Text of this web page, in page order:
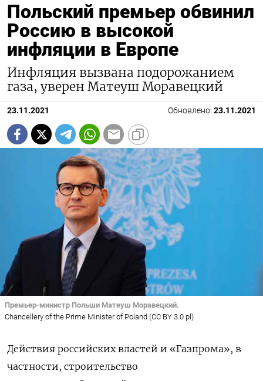
Польский премьер обвинил
Россию в высокой
инфляции в Европе
Инфляция вызвана подорожанием
газа, уверен Матеуш Моравецкий
23.11.2021 Обновлено: 23.11.2021
Премьер-министр Польши Матеуш Моравецкий.
Chancellery of the Prime Minister of Poland (CC BY 3.0 pl)
Действия российских властей и «Газпрома», в
частности, строительство